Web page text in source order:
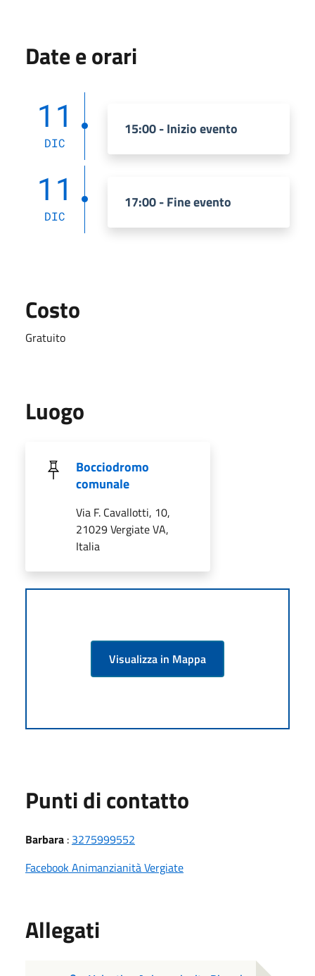
Date e orari
11
DIC
15:00 - Inizio evento
11
DIC
17:00 - Fine evento
Costo
Gratuito
Luogo
Bocciodromo
comunale
Via F. Cavallotti, 10,
21029 Vergiate VA,
Italia
Visualizza in Mappa
Punti di contatto
Barbara : 3275999552
Facebook Animanzianità Vergiate
Allegati